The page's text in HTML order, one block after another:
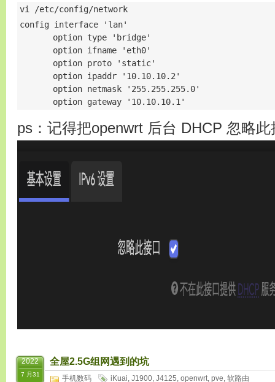
vi /etc/config/network
config interface 'lan'
       option type 'bridge'
       option ifname 'eth0'
       option proto 'static'
       option ipaddr '10.10.10.2'
       option netmask '255.255.255.0'
ps：记得把openwrt 后台 DHCP 忽略
2022
7 月31
全屋2.5G组网遇到的坑
手机数码 iKuai, J1900, J4125, openwrt, pve, 软路由